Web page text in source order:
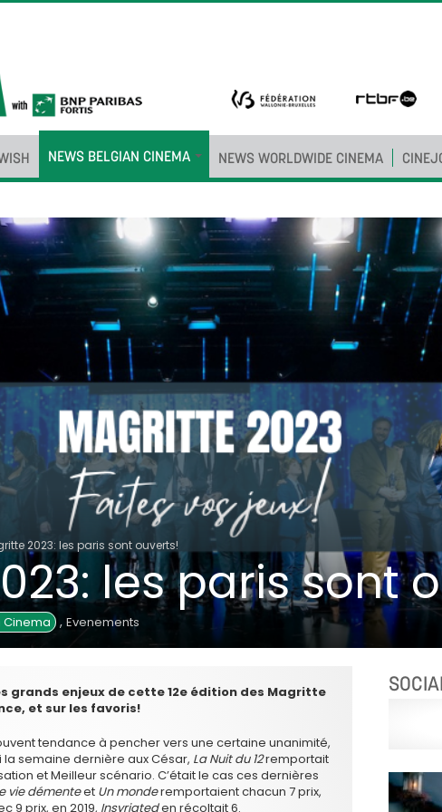
NEWS BELGIAN CINEMA NEWS WORLDWIDE CINEMA
2023: les paris sont ouverts!
les paris sont
Cinema , Evenements
grands enjeux de cette 12e édition des Magritte
et sur les favoris!
tendance à pencher vers une certaine unanimité,
semaine dernière aux César, La Nuit du 12remportait
et Meilleur scénario. C’était le cas ces dernières
vie démenteet Un monderemportaient chacun 7 prix,
9 prix, en 2019, Insyriateden récoltait 6.